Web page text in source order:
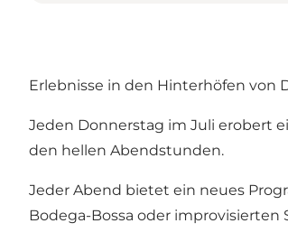
Erlebnisse in den Hinterhöfen von
Jeden Donnerstag im Juli erobert
den hellen Abendstunden.
Jeder Abend bietet ein neues
Bodega-Bossa oder improvisierten